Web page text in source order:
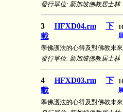
發行單位: 新加坡佛教居士林
3 HFXD04.rm
下
載
學佛護法的心得及對佛教未
發行單位: 新加坡佛教居士林
4 HFXD03.rm
下
載
學佛護法的心得及對佛教未